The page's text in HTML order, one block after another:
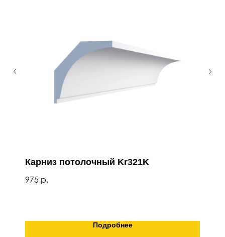
Карниз потолочный Kr321K
975 р.
Подробнее